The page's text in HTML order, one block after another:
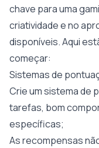
chave para uma
criatividade e no
disponíveis. Aqui
começar:
Sistemas de
Crie um sistema de
tarefas, bom
específicas;
As recompensas